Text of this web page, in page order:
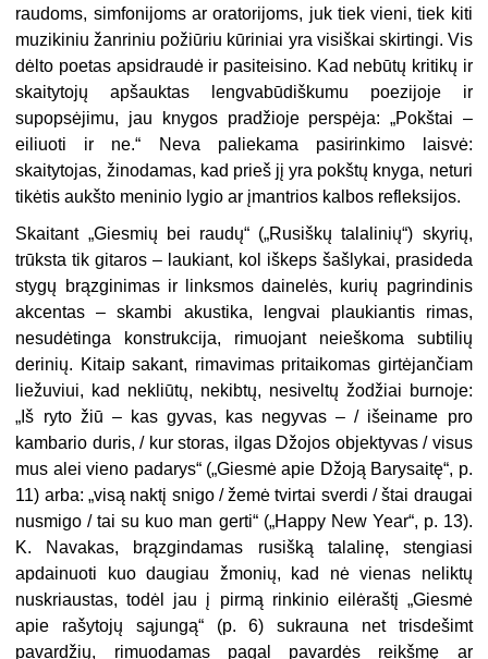
raudoms, simfonijoms ar oratorijoms, juk tiek vieni, tiek kiti
muzikiniu žanriniu požiūriu kūriniai yra visiškai skirtingi. Vis
dėlto poetas apsidraudė ir pasiteisino. Kad nebūtų kritikų ir
skaitytojų apšauktas lengvabūdiškumu poezijoje ir
supopsėjimu, jau knygos pradžioje perspėja: „Pokštai –
eiliuoti ir ne.“ Neva paliekama pasirinkimo laisvė:
skaitytojas, žinodamas, kad prieš jį yra pokštų knyga, neturi
tikėtis aukšto meninio lygio ar įmantrios kalbos refleksijos.
Skaitant „Giesmių bei raudų“ („Rusiškų talalinių“) skyrių,
trūksta tik gitaros – laukiant, kol iškeps šašlykai, prasideda
stygų brązginimas ir linksmos dainelės, kurių pagrindinis
akcentas – skambi akustika, lengvai plaukiantis rimas,
nesudėtinga konstrukcija, rimuojant neieškoma subtilių
derinių. Kitaip sakant, rimavimas pritaikomas girtėjančiam
liežuviui, kad nekliūtų, nekibtų, nesiveltų žodžiai burnoje:
„Iš ryto žiū – kas gyvas, kas negyvas – / išeiname pro
kambario duris, / kur storas, ilgas Džojos objektyvas / visus
mus alei vieno padarys“ („Giesmė apie Džoją Barysaitę“, p.
11) arba: „visą naktį snigo / žemė tvirtai sverdi / štai draugai
nusmigo / tai su kuo man gerti“ („Happy New Year“, p. 13).
K. Navakas, brązgindamas rusišką talalinę, stengiasi
apdainuoti kuo daugiau žmonių, kad nė vienas neliktų
nuskriaustas, todėl jau į pirmą rinkinio eilėraštį „Giesmė
apie rašytojų sąjungą“ (p. 6) sukrauna net trisdešimt
pavardžių, rimuodamas pagal pavardės reikšmę ar